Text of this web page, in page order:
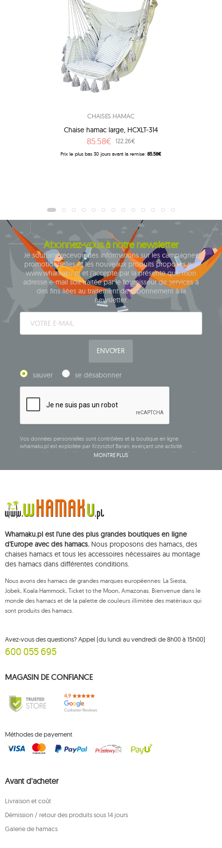
CHAISES HAMAC
Chaise hamac large, HCXLT-314
85.58€ 122.26€
Prix ​​le plus bas 30 jours avant la remise:85.58€
Abonnez-vous à notre newsletter
Je souhaite recevoir des informations sur les campagnes
promotionnelles et les nouveaux produits proposés par
www.whamaku.pl et j'accepte par la présente que mon
adresse e-mail soit traitée par le fournisseur de services à
des fins liées au traitement de l'abonnement à la
newsletter.
ENVOYER
sauver se désabonner
Vos données personnelles sont contrôlées et la boutique en ligne
whamaku.pl est exploitée par Krzysztof Baran, exerçant une activité
commerciale sous la dénomination sociale: Mouton Interactive Krzysztof
conservées jusqu'à votre désinscription.
Vous avez le droit d'accéder, de rectifier, de supprimer, de limiter le
traitement et de vous opposer au traitement de vos données personnelles,
compétente, une réclamation concernant le traitement de ces données et
de retirer, à tout moment, votre consentement au traitement de vos
données personnelles, un tel retrait n'affectant pas la légalité du traitement
effectué antérieurement. Pour exercer l'un des droits susmentionnés,
veuillez contacter le service client de Mouton Interactive par e-mail, ou par
Pour plus d'informations, veuillez visiter: www.mouton.pl/ODO
MONTRE PLUS
Whamaku.pl est l'une des plus grandes boutiques en ligne
d'Europe avec des hamacs. Nous proposons des hamacs, des
chaises hamacs et tous les accessoires nécessaires au montage
des hamacs dans différentes conditions.
Nous avons des hamacs de grandes marques européennes: La Siesta,
Jobek, Koala Hammock, Ticket to the Moon, Amazonas. Bienvenue dans le
monde des hamacs et de la palette de couleurs illimitée des matériaux qui
sont produits des hamacs.
Avez-vous des questions? Appel (du lundi au vendredi de 8h00 à 15h00)
600 055 695
MAGASIN DE CONFIANCE
Méthodes de payement
Avant d'acheter
Livraison et coût
Démission / retour des produits sous 14 jours
Galerie de hamacs